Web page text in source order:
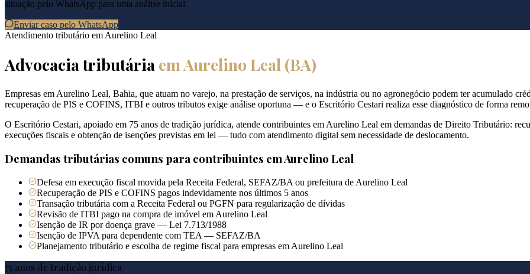
situação pelo WhatsApp para uma análise inicial.
Enviar caso pelo WhatsApp
Atendimento tributário em Aurelino Leal
Advocacia tributáriaemAurelino Leal(BA)
Empresas em Aurelino Leal, Bahia, que atuam no varejo, na prestação de serviços, na indústria ou no agronegócio podem ter acumulado
recuperação de PIS e COFINS, ITBI e outros tributos exige análise oportuna — e o Escritório Cestari realiza esse diagnóstico de forma
O Escritório Cestari, apoiado em 75 anos de tradição jurídica, atende contribuintes em Aurelino Leal em demandas de Direito Tributário:
execuções fiscais e obtenção de isenções previstas em lei — tudo com atendimento digital sem necessidade de deslocamento.
Demandas tributárias comuns para contribuintes emAurelino Leal
Defesa em execução fiscal movida pela Receita Federal, SEFAZ/BA ou prefeitura de Aurelino Leal
Recuperação de PIS e COFINS pagos indevidamente nos últimos 5 anos
Transação tributária com a Receita Federal ou PGFN para regularização de dívidas
Revisão de ITBI pago na compra de imóvel em Aurelino Leal
Isenção de IR por doença grave — Lei 7.713/1988
Isenção de IPVA para dependente com TEA — SEFAZ/BA
Planejamento tributário e escolha de regime fiscal para empresas em Aurelino Leal
75 anos de tradição jurídica